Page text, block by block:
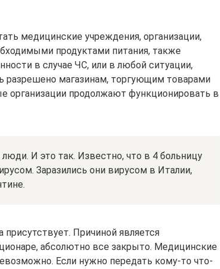
медицинские учреждения, организации,
продуктами питания, также
в случае ЧС, или в любой ситуации,
разрешено магазинам, торгующим товарами
организации продолжают функционировать в
И это так. Известно, что в 4 больницу
Заразились они вирусом в Италии,
присутствует. Причиной является
абсолютно все закрыто. Медицинские
Если нужно передать кому-то что-